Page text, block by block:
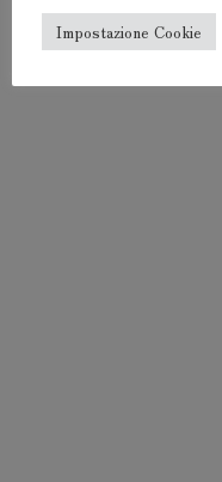
Impostazione Cookie